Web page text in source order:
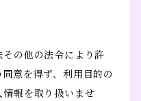
の他の法令により許
意を得ず、利用目的の
報を取り扱いませ